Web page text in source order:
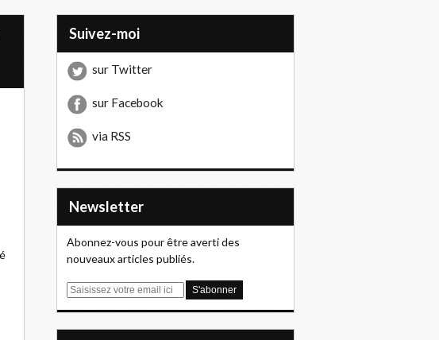
Suivez-moi
sur Twitter
sur Facebook
via RSS
Newsletter
Abonnez-vous pour être averti des
nouveaux articles publiés.
E